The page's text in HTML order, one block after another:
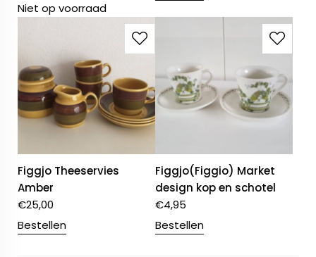
Niet op voorraad
Figgjo Theeservies
Amber
€25,00
Bestellen
Figgjo(Figgio) Market
design kop en schotel
€4,95
Bestellen